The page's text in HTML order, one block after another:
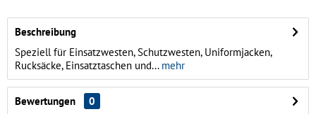
Beschreibung
Speziell für Einsatzwesten, Schutzwesten, Uniformjacken,
Rucksäcke, Einsatztaschen und...mehr
Bewertungen
0